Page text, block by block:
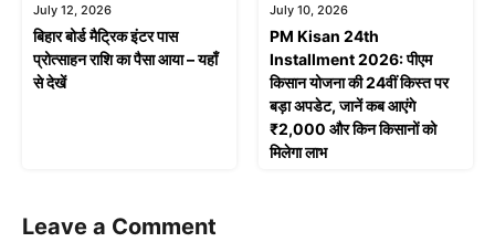
July 12, 2026
बिहार बोर्ड मैट्रिक इंटर पास
प्रोत्साहन राशि का पैसा आया – यहाँ
से देखें
July 10, 2026
PM Kisan 24th
Installment 2026: पीएम
किसान योजना की 24वीं किस्त पर
बड़ा अपडेट, जानें कब आएंगे
₹2,000 और किन किसानों को
मिलेगा लाभ
Leave a Comment